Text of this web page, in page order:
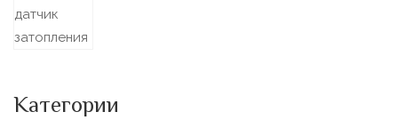
Категории